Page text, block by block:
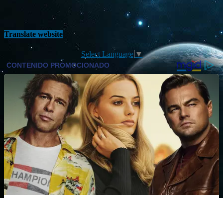
Translate website
Select Language ▼